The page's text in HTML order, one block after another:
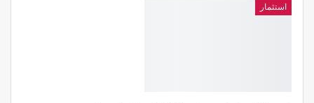
استثمار